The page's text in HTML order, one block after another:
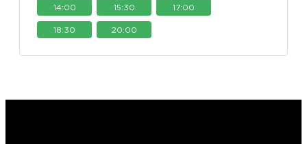
14:00 15:30 17:00
18:30 20:00